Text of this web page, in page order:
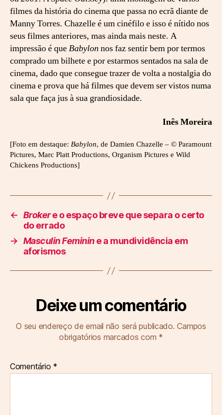
filmes da história do cinema que passa no ecrã diante de
Manny Torres. Chazelle é um cinéfilo e isso é nítido nos
seus filmes anteriores, mas ainda mais neste. A
impressão é queBabylon nos faz sentir bem por termos
comprado um bilhete e por estarmos sentados na sala de
cinema, dado que consegue trazer de volta a nostalgia do
cinema e prova que há filmes que devem ser vistos numa
sala que faça jus à sua grandiosidade.
Inês Moreira
[Foto em destaque: Babylon, de Damien Chazelle – © Paramount
Pictures, Marc Platt Productions, Organism Pictures e Wild
Chickens Productions]
← Brokere o espaço breve que separa o certo
do errado
→ Masculin Feminine a mundividência em
aforismos
Deixe um comentário
O seu endereço de email não será publicado. Campos
obrigatórios marcados com *
Comentário *